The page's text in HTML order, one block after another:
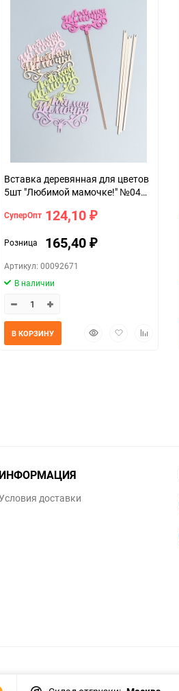
упак
Вставка деревянная для цветов
5шт "Любимой мамочке!" №04
СуперОпт 124,10 ₽
Розница 165,40 ₽
Артикул: 00092671
В наличии
БыстрыйДобавитьДобавить
В КОРЗИНУ
ИНФОРМАЦИЯ
доставки